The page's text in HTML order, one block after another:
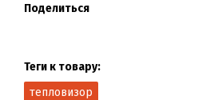
Поделиться
Теги к товару:
тепловизор